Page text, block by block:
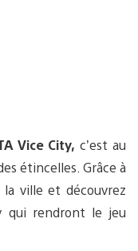
Vice City, c’est au
étincelles. Grâce à
ville et découvrez
qui rendront le jeu